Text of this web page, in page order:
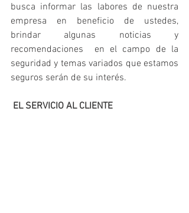
busca informar las labores de nuestra
empresa en beneficio de ustedes,
brindar algunas noticias y
recomendaciones  en el campo de la
seguridad y temas variados que estamos
seguros serán de su interés.
EL SERVICIO AL CLIENTE